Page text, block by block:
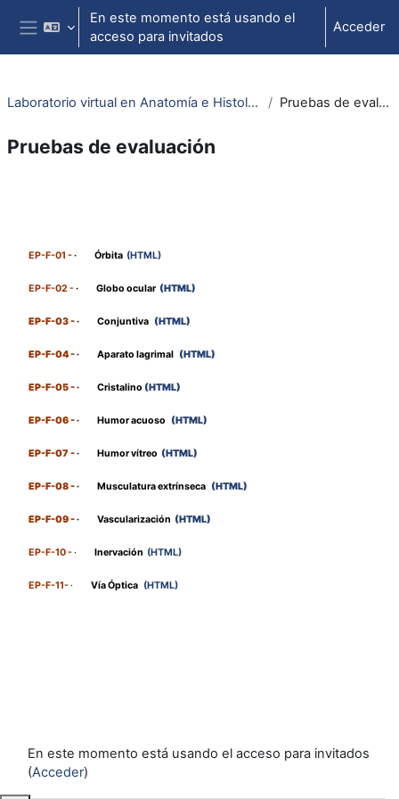
Salta al contenido principal
Panel lateral
En este momento está usando el
acceso para invitados
Acceder
Laboratorio virtual en Anatomía e Histología Ocular Pruebas de evaluación
Pruebas de evaluación
EP-F-01 -· Órbita (HTML)
EP-F-02 -· Globo ocular (HTML)
EP-F-03 -· Conjuntiva (HTML)
EP-F-04 -· Aparato lagrimal (HTML)
EP-F-05 -· Cristalino (HTML)
EP-F-06 -· Humor acuoso (HTML)
EP-F-07 -· Humor vítreo (HTML)
EP-F-08 -· Musculatura extrínseca (HTML)
EP-F-09 -· Vascularización (HTML)
EP-F-10 -· Inervación (HTML)
EP-F-11-· Vía Óptica (HTML)
En este momento está usando el acceso para invitados
(Acceder)